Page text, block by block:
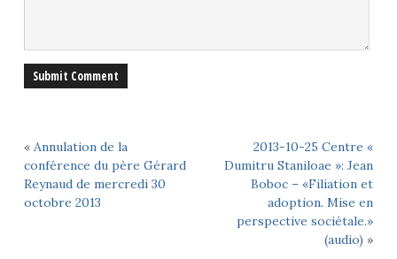
« Annulation de la
conférence du père Gérard
Reynaud de mercredi 30
octobre 2013
2013-10-25 Centre «
Dumitru Staniloae »: Jean
Boboc – «Filiation et
adoption. Mise en
perspective sociétale.»
(audio) »